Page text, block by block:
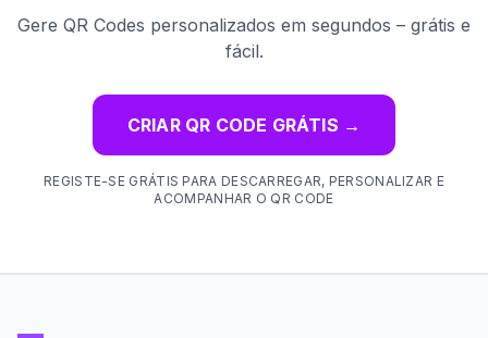
Gere QR Codes personalizados em segundos – grátis e
fácil.
CRIAR QR CODE GRÁTIS →
REGISTE-SE GRÁTIS PARA DESCARREGAR, PERSONALIZAR E
ACOMPANHAR O QR CODE